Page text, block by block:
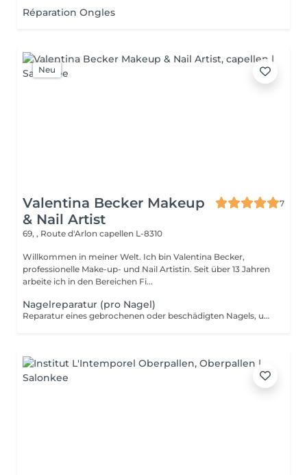
Réparation Ongles
Neu
Valentina Becker Makeup
& Nail Artist
7
69, , Route d'Arlon capellen L-8310
Willkommen in meiner Welt. Ich bin Valentina Becker,
professionelle Make-up- und Nail Artistin. Seit über 13 Jahren
arbeite ich in den Bereichen Fi...
Nagelreparatur (pro Nagel)
Reparatur eines gebrochenen oder beschädigten Nagels, um Stabilität und ein gepflegtes Erscheinungsbild wiederherzustellen. Preis pro Nagel. Innerhalb von 7 Tagen nach Ihrem Termin kostenlos. Ab dem 8. Tag wird die Reparatur berechnet.